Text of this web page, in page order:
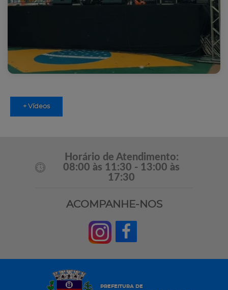
+ Vídeos
Horário de Atendimento:
08:00 às 11:30 - 13:00 às
17:30
ACOMPANHE-NOS
PREFEITURA DE